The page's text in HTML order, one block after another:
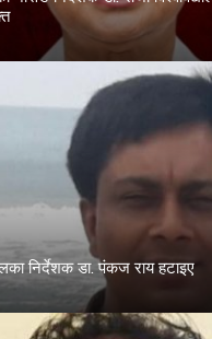
निर्देशक डा. पंकज राय हटाइए